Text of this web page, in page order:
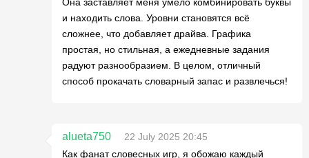
и находить слова. Уровни становятся всё
сложнее, что добавляет драйва. Графика
простая, но стильная, а ежедневные задания
радуют разнообразием. В целом, отличный
способ прокачать словарный запас и развлечься!
alueta750
22 July 2025 20:45
Как фанат словесных игр, я обожаю каждый